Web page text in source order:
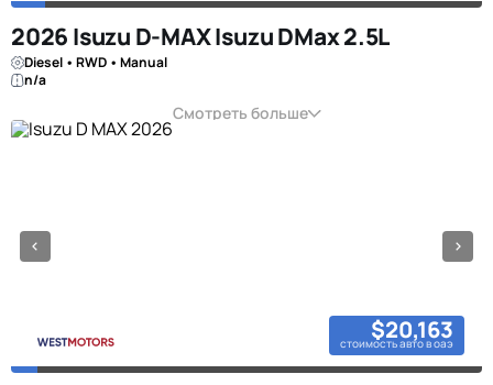
2026 Isuzu D-MAX Isuzu DMax 2.5L
Diesel • RWD • Manual
n/a
Смотреть больше
$20,163
стоимость авто в оаэ